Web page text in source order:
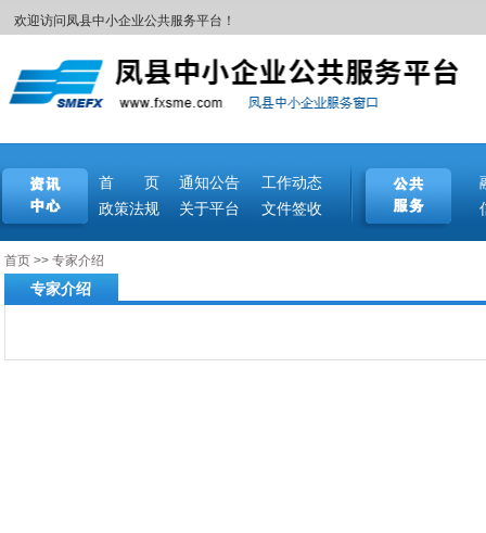
欢迎访问凤县中小企业公共服务平台！
首 页 通知公告 工作动态
政策法规
关于平台 文件签收
首页>> 专家介绍
专家介绍